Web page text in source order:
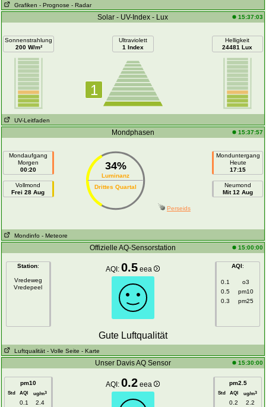
Grafiken - Prognose - Radar
Solar - UV-Index - Lux 15:37:03
Sonnenstrahlung
200 W/m²
Ultraviolett
1 Index
1
Helligkeit
24481 Lux
UV-Leitfaden
Mondphasen 15:37:57
Mondaufgang
Morgen
00:20
Vollmond
Frei 28 Aug
34%
Luminanz
Drittes Quartal
Monduntergang
Heute
17:15
Neumond
Mit 12 Aug
Perseids
Mondinfo - Meteore
Offizielle AQ-Sensorstation 15:00:00
Station:
Vredeweg
Vredepeel
AQI:0.5 eea AQI:
0.1
o3
0.5
pm10
0.3
pm25
Gute Luftqualität
Luftqualität - Volle Seite - Karte
Unser Davis AQ Sensor 15:30:00
pm10
Std AQI ug/m3
0.1 2.4
AQI:0.2 eea pm2.5
Std AQI ug/m3
0.2 2.2